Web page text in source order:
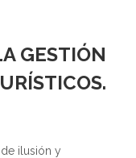
GESTIÓN
.
ilusión y